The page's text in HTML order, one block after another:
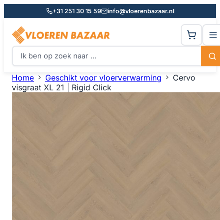
+31 251 30 15 59 info@vloerenbazaar.nl
Home Geschikt voor vloerverwarming
Cervo
visgraat XL 21 | Rigid Click